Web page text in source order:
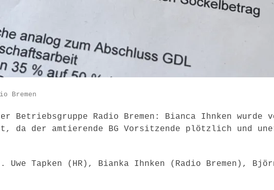
Bremen
Betriebsgruppe Radio Bremen: Bianca Ihnken wurde
da der amtierende BG Vorsitzende plötzlich und
Tapken (HR), Bianka Ihnken (Radio Bremen),